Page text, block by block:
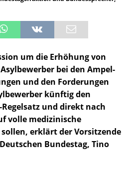
um die Erhöhung von
bei den Ampel-
und den Forderungen
künftig den
und direkt nach
volle medizinische
erklärt der Vorsitzende
Bundestag, Tino